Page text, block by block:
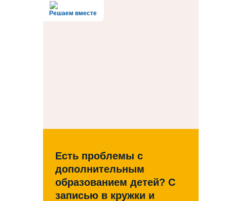
Решаем вместе
Есть проблемы с
дополнительным
образованием детей? С
записью в кружки и